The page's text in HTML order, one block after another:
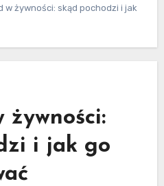
w żywności: skąd pochodzi i jak
żywności:
i jak go